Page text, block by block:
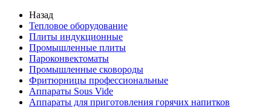
Назад
Тепловое оборудование
Плиты индукционные
Промышленные плиты
Пароконвектоматы
Промышленные сковороды
Фритюрницы профессиональные
Аппараты Sous Vide
Аппараты для приготовления горячих напитков